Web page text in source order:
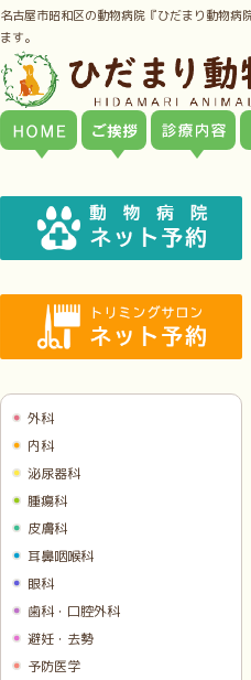
名古屋市昭和区の動物病院『ひだまり動物
ます。
外科
内科
泌尿器科
腫瘍科
皮膚科
耳鼻咽喉科
眼科
歯科・口腔外科
避妊・去勢
予防医学